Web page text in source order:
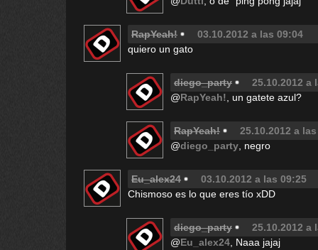
RapYeah!
03.10.2012 a las 09:04
quiero un gato
diego_party
25.10.2012 a
@RapYeah! , un gatete azul?
RapYeah!
25.10.2012 a
@diego_party , negro
Eu_alex24
03.10.2012 a las 09:25
Chismoso es lo que eres tío xDD
diego_party
25.10.2012 a
@Eu_alex24 , Naaa jajaj